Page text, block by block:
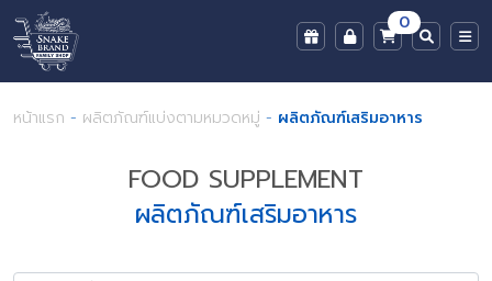
0
หน้าแรก - ผลิตภัณฑ์แบ่งตามหมวดหมู่ - ผลิตภัณฑ์เสริมอาหาร
FOOD SUPPLEMENT
ผลิตภัณฑ์เสริมอาหาร